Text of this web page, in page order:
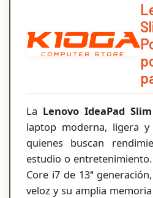
La Lenovo IdeaPad
laptop moderna, ligera
quienes buscan
estudio o
Core i7 de 13ª
veloz y su amplia